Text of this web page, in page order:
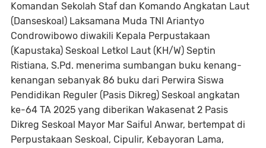
Komandan Sekolah Staf dan Komando Angkatan Laut
(Danseskoal) Laksamana Muda TNI Ariantyo
Condrowibowo diwakili Kepala Perpustakaan
(Kapustaka) Seskoal Letkol Laut (KH/W) Septin
Ristiana, S.Pd. menerima sumbangan buku kenang-
kenangan sebanyak 86 buku dari Perwira Siswa
Pendidikan Reguler (Pasis Dikreg) Seskoal angkatan
ke-64 TA 2025 yang diberikan Wakasenat 2 Pasis
Dikreg Seskoal Mayor Mar Saiful Anwar, bertempat di
Perpustakaan Seskoal, Cipulir, Kebayoran Lama,